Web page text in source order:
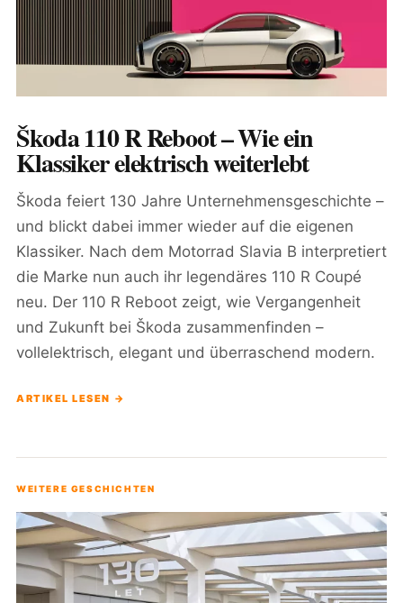
Škoda 110 R Reboot – Wie ein
Klassiker elektrisch weiterlebt
Škoda feiert 130 Jahre Unternehmensgeschichte –
und blickt dabei immer wieder auf die eigenen
Klassiker. Nach dem Motorrad Slavia B interpretiert
die Marke nun auch ihr legendäres 110 R Coupé
neu. Der 110 R Reboot zeigt, wie Vergangenheit
und Zukunft bei Škoda zusammenfinden –
vollelektrisch, elegant und überraschend modern.
ARTIKEL LESEN →
WEITERE GESCHICHTEN